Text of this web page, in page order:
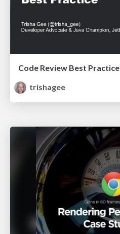
Code Review Best Practice
trishagee